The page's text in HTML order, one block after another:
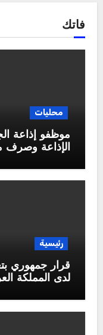
فاتك
محليات
موظفو إذاعة
الإذاعة وصرف
رئيسية
قرار جمهوري
لدى المملكة